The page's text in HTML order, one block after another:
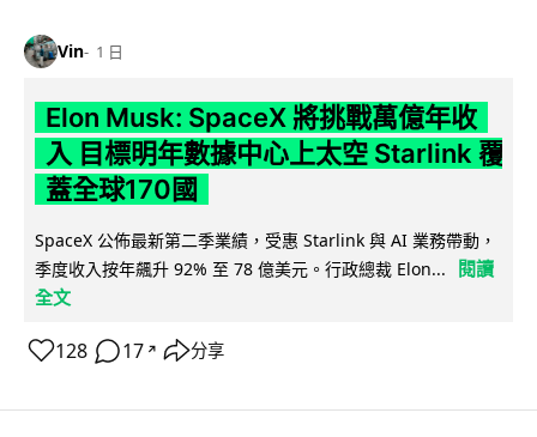
Vin 1 日
Elon Musk: SpaceX 將挑戰萬億年收
入 目標明年數據中心上太空 Starlink 覆
蓋全球170國
SpaceX 公佈最新第二季業績，受惠 Starlink 與 AI 業務帶動，
季度收入按年飆升 92% 至 78 億美元。行政總裁 Elon...
閱讀
全文
128 17 ↗ 分享